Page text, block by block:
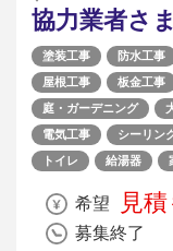
協力業者さ
塗装工事 防水工事
屋根工事
板金工事
庭・ガーデニング
電気工事
シーリン
トイレ
給湯器
希望 見
募集終了